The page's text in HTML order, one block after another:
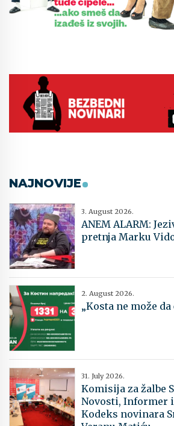
NAJNOVIJE
3. August 2026.
ANEM ALARM:
pretnja Marku
2. August 2026.
„Kosta ne može da
31. July 2026.
Komisija za žalbe
Novosti, Informer
Kodeks novinara